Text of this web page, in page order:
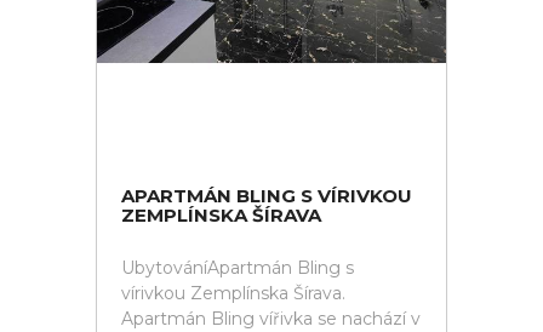
APARTMÁN BLING S VÍRIVKOU
ZEMPLÍNSKA ŠÍRAVA
UbytováníApartmán Bling s
vírivkou Zemplínska Šírava.
Apartmán Bling vířivka se nachází v